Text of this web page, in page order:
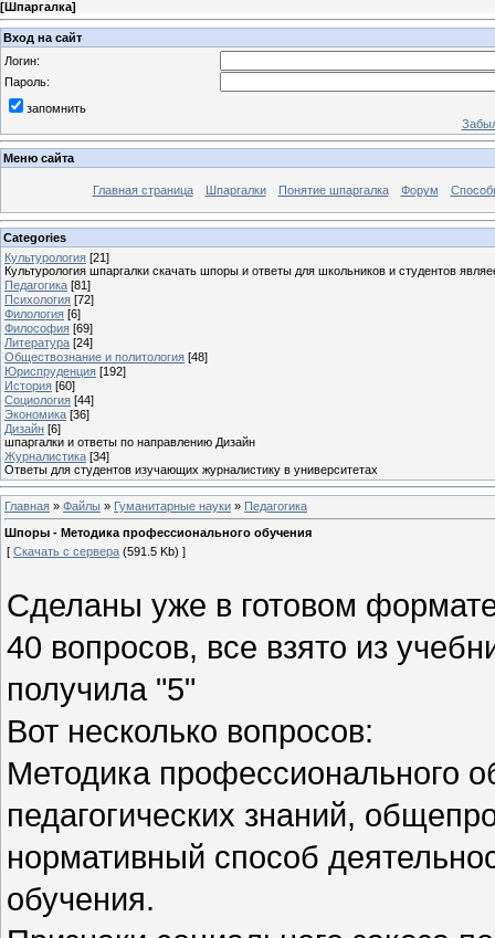
[Шпаргалка]
Вход на сайт
Логин:
Пароль:
запомнить
Меню сайта
Главная страница Шпаргалки Понятие шпаргалка Форум
Categories
Культурология [21]
Культурология шпаргалки скачать шпоры и ответы для школьников и студентов
Педагогика [81]
Психология [72]
Филология [6]
Философия [69]
Литература [24]
Обществознание и политология [48]
Юриспруденция [192]
История [60]
Социология [44]
Экономика [36]
Дизайн [6]
шпаргалки и ответы по направлению Дизайн
Журналистика [34]
Ответы для студентов изучающих журналистику в университетах
Главная » Файлы » Гуманитарные науки » Педагогика
Шпоры - Методика профессионального обучения
[ Скачать с сервера (591.5 Kb) ]
Сделаны уже в готовом
40 вопросов, все взято из
получила "5"
Вот несколько вопросов:
Методика профессионального
педагогических знаний,
нормативный способ
обучения.